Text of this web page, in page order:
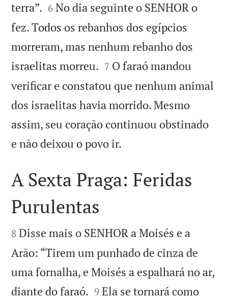
terra”. 

6 No dia seguinte o SENHOR o
fez. Todos os rebanhos dos egípcios
morreram, mas nenhum rebanho dos
israelitas morreu. 

7 O faraó mandou
verificar e constatou que nenhum animal
dos israelitas havia morrido. Mesmo
assim, seu coração continuou obstinado
e não deixou o povo ir.

A Sexta Praga: Feridas
Purulentas

8 Disse mais o SENHOR a Moisés e a
Arão: “Tirem um punhado de cinza de
uma fornalha, e Moisés a espalhará no ar,
diante do faraó. 

9 Ela se tornará como